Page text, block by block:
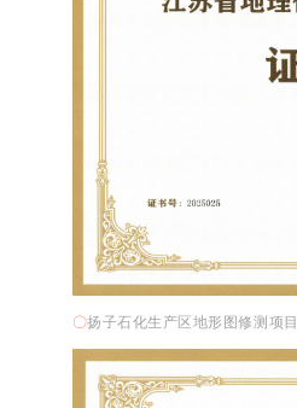
〇扬子石化生产区地形图修测项